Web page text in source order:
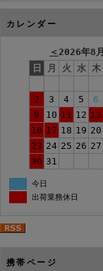
カレンダー
＜ 2026年8月
日
月 火 水 木
2
3 4 5 6
9
10 11 12 13
16 17 18 19 20
23 24 25 26 27
30 31
今日
出荷業務休日
携帯ページ